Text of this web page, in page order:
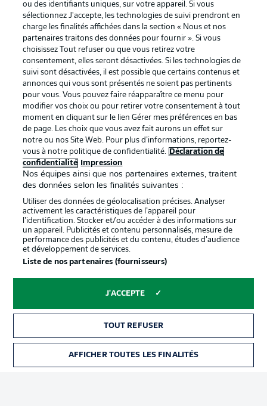
Football as it's meant to be
BUNDESLIGA APP
Proposé par
services
Mentions Légales Gérer mes préférences
ou des identifiants uniques, sur votre appareil. Si vous
sélectionnez J'accepte, les technologies de suivi prendront en
charge les finalités affichées dans la section « Nous et nos
partenaires traitons des données pour fournir ». Si vous
choisissez Tout refuser ou que vous retirez votre
consentement, elles seront désactivées. Si les technologies de
suivi sont désactivées, il est possible que certains contenus et
annonces qui vous sont présentés ne soient pas pertinents
pour vous. Vous pouvez faire réapparaître ce menu pour
modifier vos choix ou pour retirer votre consentement à tout
moment en cliquant sur le lien Gérer mes préférences en bas
de page. Les choix que vous avez fait aurons un effet sur
notre ou nos Site Web. Pour plus d’informations, reportez-
vous à notre politique de confidentialité.
Déclaration de
confidentialité
Impression
Nos équipes ainsi que nos partenaires externes, traitent
des données selon les finalités suivantes :
Utiliser des données de géolocalisation précises. Analyser
activement les caractéristiques de l’appareil pour
l’identification. Stocker et/ou accéder à des informations sur
un appareil. Publicités et contenu personnalisés, mesure de
performance des publicités et du contenu, études d’audience
et développement de services.
Liste de nos partenaires (fournisseurs)
J'ACCEPTE
TOUT REFUSER
AFFICHER TOUTES LES FINALITÉS